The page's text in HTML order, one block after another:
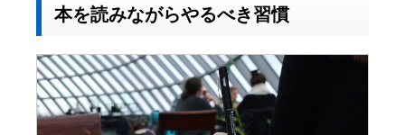
本を読みながらやるべき習慣